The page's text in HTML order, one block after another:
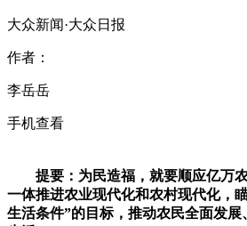
大众新闻·大众日报
作者：
李岳岳
手机查看
提要：为民造福，就要顺应亿万
一体推进农业现代化和农村现代化，
生活条件”的目标，推动农民全面发